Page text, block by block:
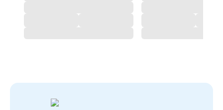
Позвоните нам по телефону магазина в Подольске
(495) 108-26-32 или 8 (800) 511-73-19. Мы с
удовольствием ответим на все интересующие